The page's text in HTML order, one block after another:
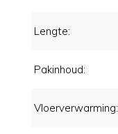
Lengte:
Pakinhoud:
Vloerverwarming: